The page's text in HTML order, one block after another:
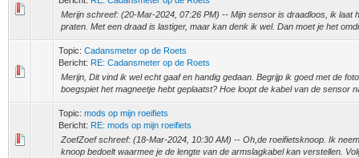
Merijn schreef: (20-Mar-2024, 07:26 PM) -- Mijn sensor is draadloos, ik laat
praten. Met een draad is lastiger, maar kan denk ik wel. Dan moet je het
Topic: Cadansmeter op de Roets
Bericht: RE: Cadansmeter op de Roets
Merijn, Dit vind ik wel echt gaaf en handig gedaan. Begrijp ik goed met de
boegspiet het magneetje hebt geplaatst? Hoe loopt de kabel van de sensor
Topic: mods op mijn roeifiets
Bericht: RE: mods op mijn roeifiets
ZoefZoef schreef: (18-Mar-2024, 10:30 AM) -- Oh,de roeifietsknoop. Ik
knoop bedoelt waarmee je de lengte van de armslagkabel kan verstellen.